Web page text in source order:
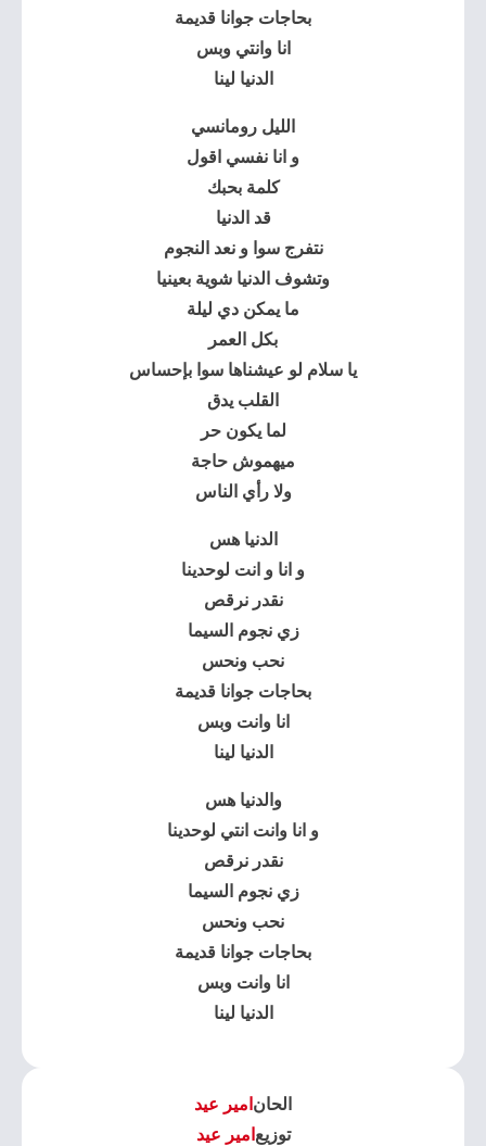
بحاجات جوانا قديمة
انا وانتي وبس
الدنيا لينا
الليل رومانسي
و انا نفسي اقول
كلمة بحبك
قد الدنيا
نتفرج سوا و نعد النجوم
وتشوف الدنيا شوية بعينيا
ما يمكن دي ليلة
بكل العمر
يا سلام لو عيشناها سوا بإحساس
القلب يدق
لما يكون حر
ميهموش حاجة
ولا رأي الناس
الدنيا هس
و انا و انت لوحدينا
نقدر نرقص
زي نجوم السيما
نحب ونحس
بحاجات جوانا قديمة
انا وانت وبس
الدنيا لينا
والدنيا هس
و انا وانت انتي لوحدينا
نقدر نرقص
زي نجوم السيما
نحب ونحس
بحاجات جوانا قديمة
انا وانت وبس
الدنيا لينا
الحان امير عيد
توزيع امير عيد